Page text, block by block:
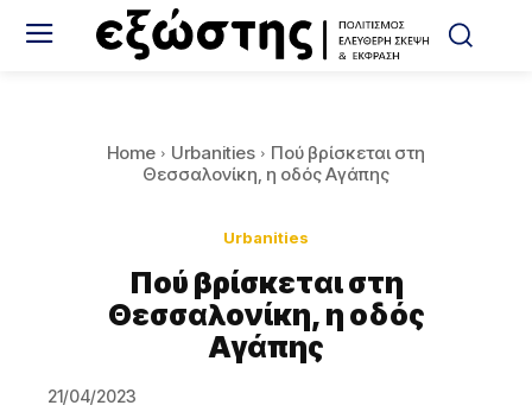
Home Urbanities
Πού βρίσκεται στη
Θεσσαλονίκη, η οδός Αγάπης
Urbanities
Πού βρίσκεται στη
Θεσσαλονίκη, η οδός
Αγάπης
21/04/2023